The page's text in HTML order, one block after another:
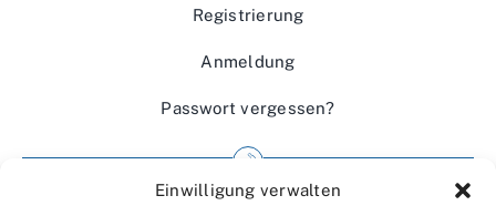
Einwilligung verwalten
Registrierung
Anmeldung
Passwort vergessen?